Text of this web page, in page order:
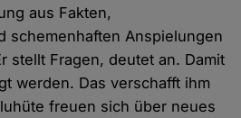
aus Fakten,
schemenhaften Anspielungen
stellt Fragen, deutet an. Damit
werden. Das verschafft ihm
freuen sich über neues